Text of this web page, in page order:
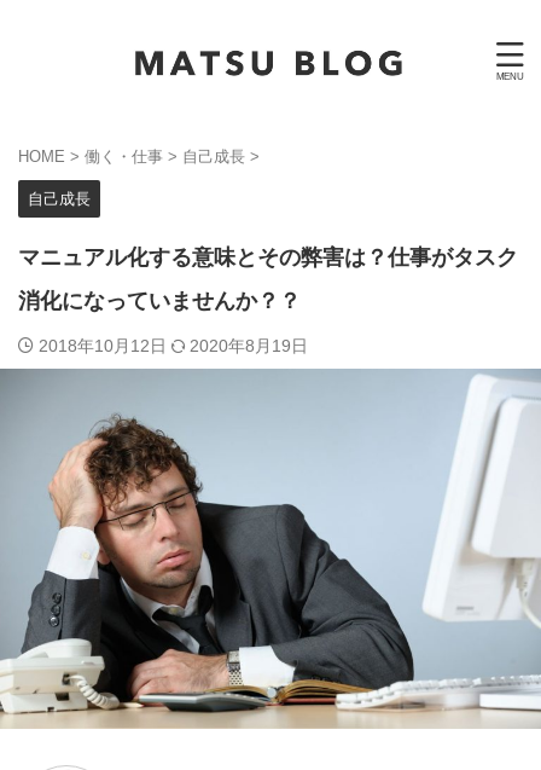
HOME > 働く・仕事 > 自己成長 >
自己成長
マニュアル化する意味とその弊害は？仕事がタスク
消化になっていませんか？？
2018年10月12日 2020年8月19日